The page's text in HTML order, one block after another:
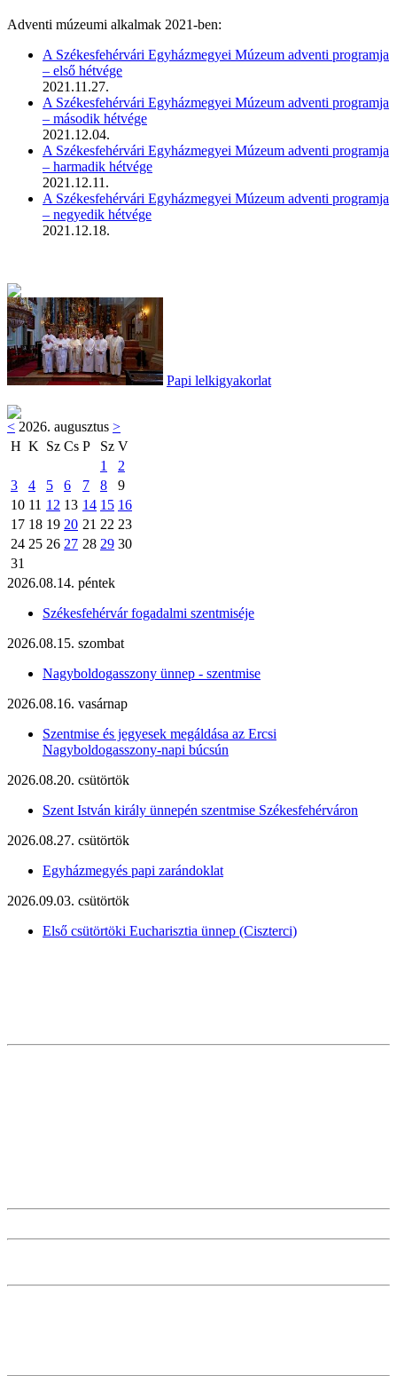
Adventi múzeumi alkalmak 2021-ben:
A Székesfehérvári Egyházmegyei Múzeum adventi programja
– első hétvége
2021.11.27.
A Székesfehérvári Egyházmegyei Múzeum adventi programja
– második hétvége
2021.12.04.
A Székesfehérvári Egyházmegyei Múzeum adventi programja
– harmadik hétvége
2021.12.11.
A Székesfehérvári Egyházmegyei Múzeum adventi programja
– negyedik hétvége
2021.12.18.
Papi lelkigyakorlat
< 2026. augusztus >
H K Sz Cs P Sz V
1
2
3
4 5 6 7 8
9
10 11 12 13 14 15 16
17 18 19 20 21 22 23
24 25 26 27 28 29 30
31
2026.08.14. péntek
Székesfehérvár fogadalmi szentmiséje
2026.08.15. szombat
Nagyboldogasszony ünnep - szentmise
2026.08.16. vasárnap
Szentmise és jegyesek megáldása az Ercsi
Nagyboldogasszony-napi búcsún
2026.08.20. csütörtök
Szent István király ünnepén szentmise Székesfehérváron
2026.08.27. csütörtök
Egyházmegyés papi zarándoklat
2026.09.03. csütörtök
Első csütörtöki Eucharisztia ünnep (Ciszterci)